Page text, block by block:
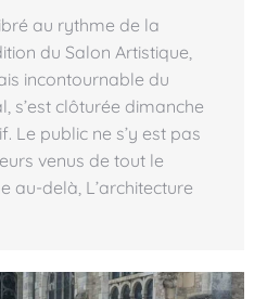
au rythme de la
du Salon Artistique,
incontournable du
s’est clôturée dimanche
Le public ne s’y est pas
venus de tout le
au-delà, L’architecture